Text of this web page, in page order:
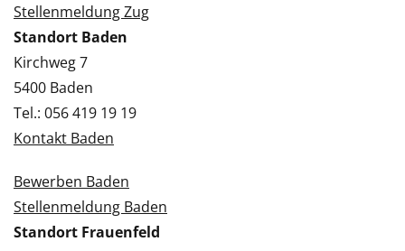
Stellenmeldung Zug
Standort Baden
Kirchweg 7
5400 Baden
Tel.: 056 419 19 19
Kontakt Baden
Bewerben Baden
Stellenmeldung Baden
Standort Frauenfeld